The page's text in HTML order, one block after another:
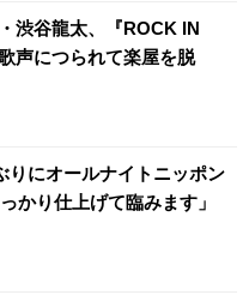
渋谷龍太、『ROCK IN
声につられて楽屋を脱
りにオールナイトニッポン
かり仕上げて臨みます」